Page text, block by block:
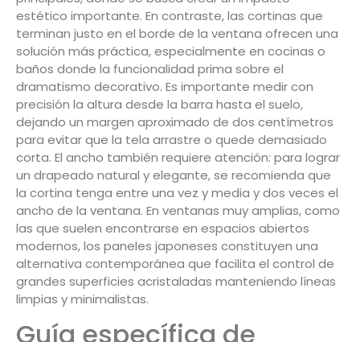
estético importante. En contraste, las cortinas que
terminan justo en el borde de la ventana ofrecen una
solución más práctica, especialmente en cocinas o
baños donde la funcionalidad prima sobre el
dramatismo decorativo. Es importante medir con
precisión la altura desde la barra hasta el suelo,
dejando un margen aproximado de dos centímetros
para evitar que la tela arrastre o quede demasiado
corta. El ancho también requiere atención: para lograr
un drapeado natural y elegante, se recomienda que
la cortina tenga entre una vez y media y dos veces el
ancho de la ventana. En ventanas muy amplias, como
las que suelen encontrarse en espacios abiertos
modernos, los paneles japoneses constituyen una
alternativa contemporánea que facilita el control de
grandes superficies acristaladas manteniendo líneas
limpias y minimalistas.
Guía específica de